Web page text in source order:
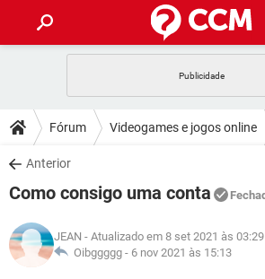
CELULAR
OUTLOOK
INSTAGRAM GMAIL
GUIA DE COMPRAS
DICAS
JOGOS WHATSAPP
INSTAGRAM GMAIL
DOWNLOADS
JOGOS
CELULAR
OUTLOOK EXCEL
JOGOS WHATSAPP
GLOSSÁRIO
Fórum Videogames e jogos online
Anterior
Como consigo uma conta
JEAN - Atualizado em 8 set 2021 às 03:29
Oibggggg - 6 nov 2021 às 15:13